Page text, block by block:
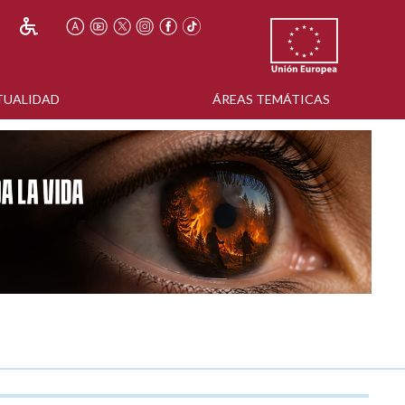
ÁREAS TEMÁTICAS